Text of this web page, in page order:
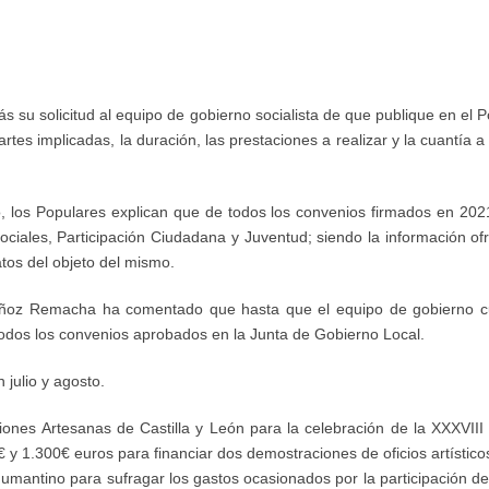
susolicitud al equipo de gobierno socialista de que publique en el P
implicadas, la duración, las prestaciones a realizar y la cuantía
los Populares explican que de todos los conveniosfirmados en
Participación Ciudadana y Juventud; siendo la información
del objeto del mismo.
Remacha ha comentado que hasta que el equipo de gobierno
los convenios aprobados en la Junta de Gobierno Local.
julio y agosto
Artesanas de Castilla y León para la celebración de la XXXVIII
y 1.300€ euros para financiar dos demostraciones de oficios
para sufragar los gastos ocasionados por la participación